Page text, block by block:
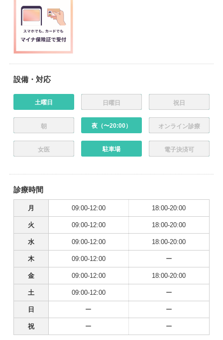
設備・対応
土曜日 日曜日 祝日
朝 夜（〜20:00） オンライン診療
女医 駐車場 電子決済可
診療時間
月 09:00-12:00 18:00-20:00
火 09:00-12:00 18:00-20:00
水 09:00-12:00 18:00-20:00
木 09:00-12:00 ー
金 09:00-12:00 18:00-20:00
土 09:00-12:00 ー
日 ー ー
祝 ー ー